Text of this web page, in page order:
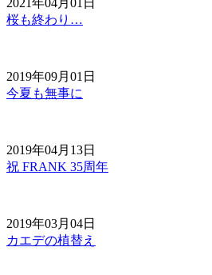
2021年04月01日
桜も終わり…
2019年09月01日
今夏も無事に
2019年04月13日
祝 FRANK 35周年
2019年03月04日
カエデの植替え